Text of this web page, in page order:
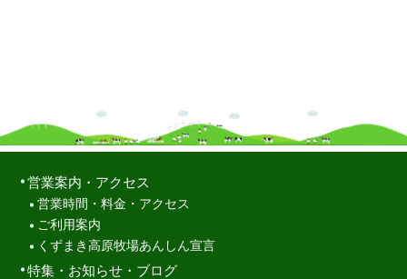
営業案内・アクセス
営業時間・料金・アクセス
ご利用案内
くずまき高原牧場あんしん宣言
特集・お知らせ・ブログ